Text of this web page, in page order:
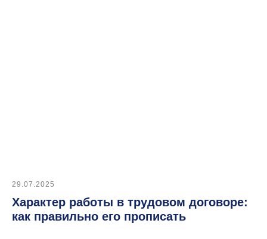
29.07.2025
Характер работы в трудовом договоре:
как правильно его прописать
Автоматизировать